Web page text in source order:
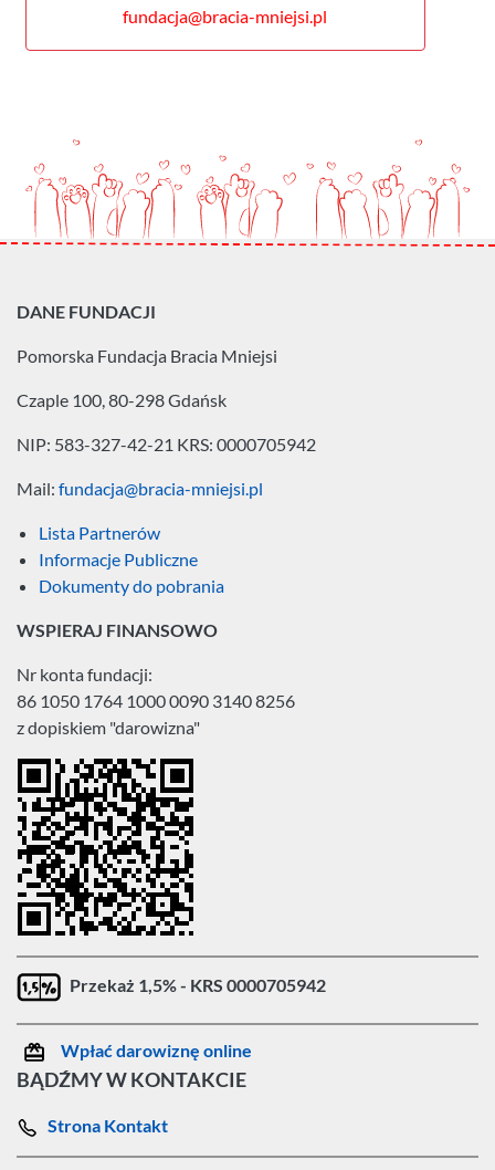
fundacja@bracia-mniejsi.pl
DANE FUNDACJI
Pomorska Fundacja Bracia Mniejsi
Czaple 100, 80-298 Gdańsk
NIP: 583-327-42-21 KRS: 0000705942
Mail: fundacja@bracia-mniejsi.pl
Lista Partnerów
Informacje Publiczne
Dokumenty do pobrania
WSPIERAJ FINANSOWO
Nr konta fundacji:
86 1050 1764 1000 0090 3140 8256
z dopiskiem "darowizna"
Przekaż 1,5% - KRS 0000705942
Wpłać darowiznę online
BĄDŹMY W KONTAKCIE
Strona Kontakt